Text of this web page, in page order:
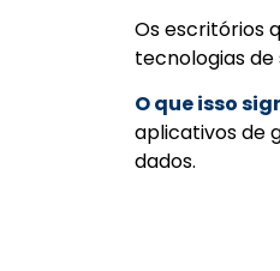
Os escritórios
tecnologias
O que isso
aplicativos de
dados.